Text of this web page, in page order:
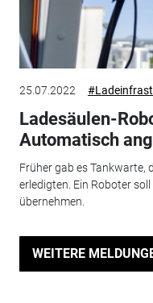
25.07.2022
Ladesäulen-
Automatisch
Früher gab es Tankwarte,
erledigten. Ein Roboter
übernehmen.
WEITERE